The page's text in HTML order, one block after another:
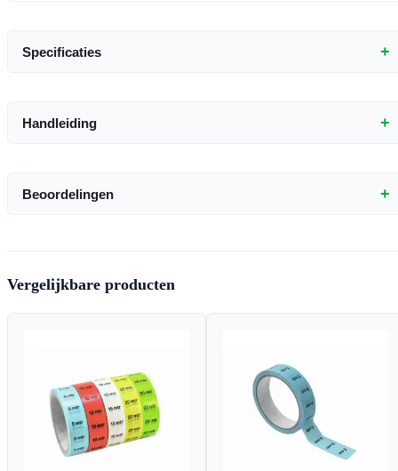
Specificaties +
Handleiding +
Beoordelingen +
Vergelijkbare producten